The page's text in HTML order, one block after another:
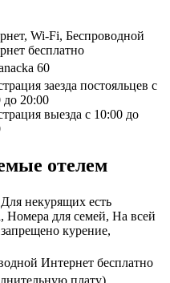
Wi-Fi, Беспроводной
бесплатно
60
заезда постояльцев с
до 20:00
выезда с 10:00 до
отелем
некурящих есть
Номера для семей, На всей
курение,
Интернет бесплатно